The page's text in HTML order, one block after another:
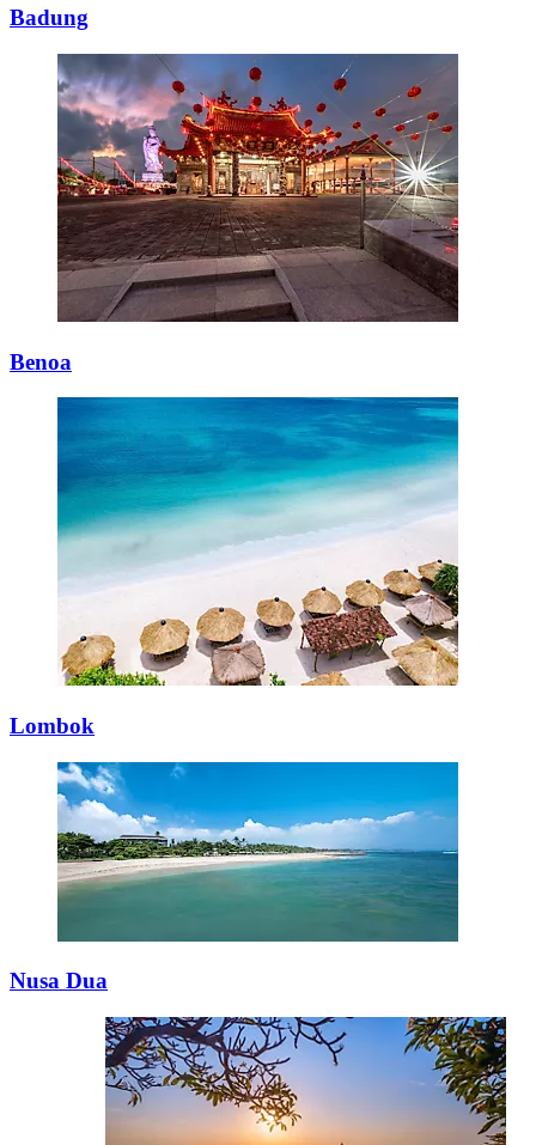
Badung
Benoa
Lombok
Nusa Dua